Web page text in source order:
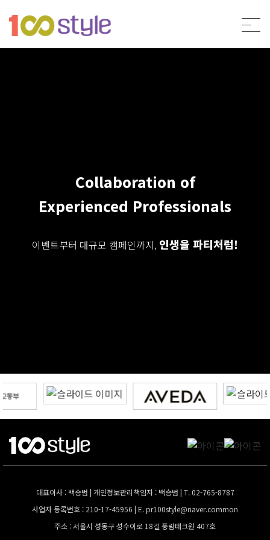
Collaboration of
Experienced Professionals
이벤트부터 대규모 캠페인까지, 인생을 파티처럼!
대표이사 : 백승범 | 개인정보관리책임자 : 백승범 | T. 02-765-8787
사업자 등록번호 : 210-17-45956 | E.pr100style@naver.common
주소 : 서울시 성동구 성수이로 18길 풍림테크원 407호